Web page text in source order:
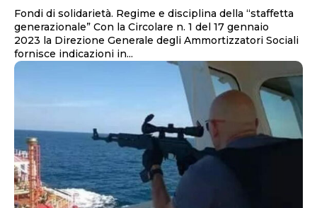
Fondi di solidarietà. Regime e disciplina della “staffetta
generazionale” Con la Circolare n. 1 del 17 gennaio
2023 la Direzione Generale degli Ammortizzatori Sociali
fornisce indicazioni in...